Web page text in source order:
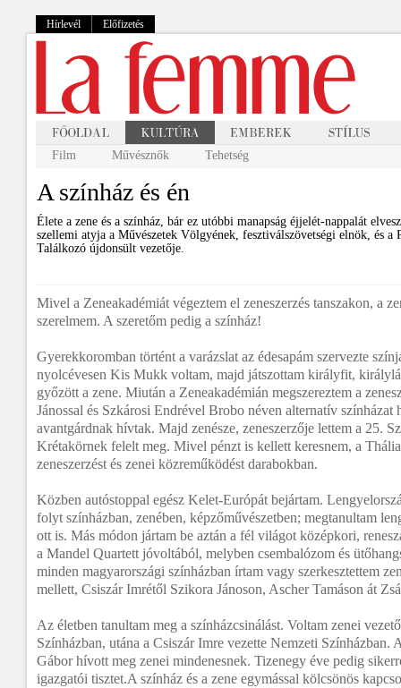
Hírlevél Előfizetés
Film Művésznők Tehetség
A színház és én
Élete a zene és a színház, bár ez utóbbi manapság éjjelét-nappalát
szellemi atyja a Művészetek Völgyének, fesztiválszövetségi elnök, és a
Találkozó újdonsült vezetője.
Mivel a Zeneakadémiát végeztem el zeneszerzés tanszakon, a
szerelmem. A szeretőm pedig a színház!
Gyerekkoromban történt a varázslat az édesapám szervezte
nyolcévesen Kis Mukk voltam, majd játszottam királyfit,
győzött a zene. Miután a Zeneakadémián megszereztem a
Jánossal és Szkárosi Endrével Brobo néven alternatív
avantgárdnak hívtak. Majd zenésze, zeneszerzője lettem a 25.
Krétakörnek felelt meg. Mivel pénzt is kellett keresnem, a
zeneszerzést és zenei közreműködést darabokban.
Közben autóstoppal egész Kelet-Európát bejártam.
folyt színházban, zenében, képzőművészetben; megtanultam
ott is. Más módon jártam be aztán a fél világot középkori,
a Mandel Quartett jóvoltából, melyben csembalózom és
minden magyarországi színházban írtam vagy szerkesztettem
mellett, Csiszár Imrétől Szikora Jánoson, Ascher Tamáson át
Az életben tanultam meg a színházcsinálást. Voltam zenei
Színházban, utána a Csiszár Imre vezette Nemzeti Színházban.
Gábor hívott meg zenei mindenesnek. Tizenegy éve pedig
igazgatói tisztet.A színház és a zene egymással kölcsönös